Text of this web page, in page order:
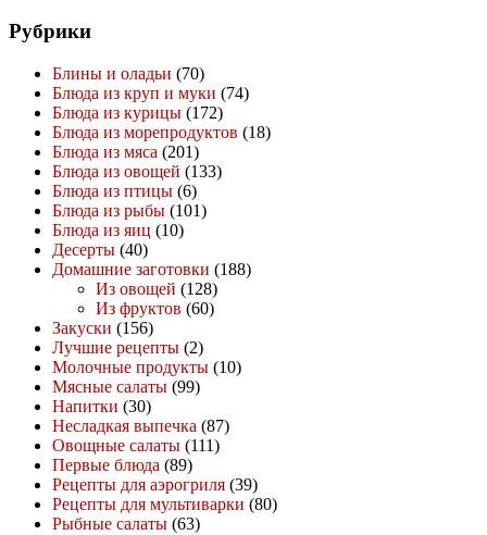
Рубрики
Блины и оладьи (70)
Блюда из круп и муки (74)
Блюда из курицы (172)
Блюда из морепродуктов (18)
Блюда из мяса (201)
Блюда из овощей (133)
Блюда из птицы (6)
Блюда из рыбы (101)
Блюда из яиц (10)
Десерты (40)
Домашние заготовки (188)
Из овощей (128)
Из фруктов (60)
Закуски (156)
Лучшие рецепты (2)
Молочные продукты (10)
Мясные салаты (99)
Напитки (30)
Несладкая выпечка (87)
Овощные салаты (111)
Первые блюда (89)
Рецепты для аэрогриля (39)
Рецепты для мультиварки (80)
Рыбные салаты (63)